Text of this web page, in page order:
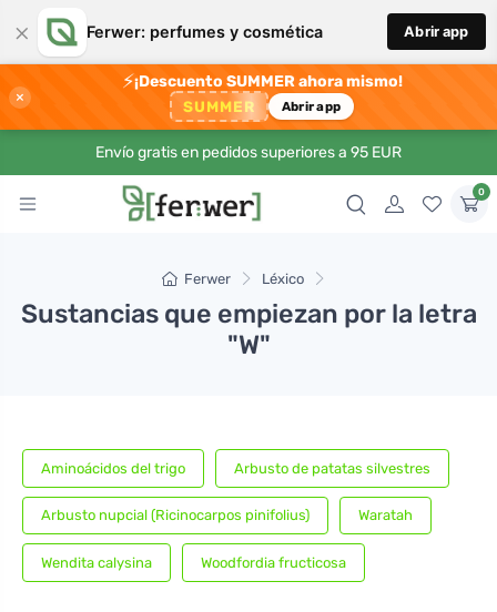
× Ferwer: perfumes y cosmética Abrir app
×
⚡¡Descuento SUMMER ahora mismo!
SUMMER Abrir app
Envío gratis en pedidos superiores a 95 EUR
0
Ferwer Léxico
Sustancias que empiezan por la letra
"W"
Aminoácidos del trigo Arbusto de patatas silvestres
Arbusto nupcial (Ricinocarpos pinifolius) Waratah
Wendita calysina Woodfordia fructicosa